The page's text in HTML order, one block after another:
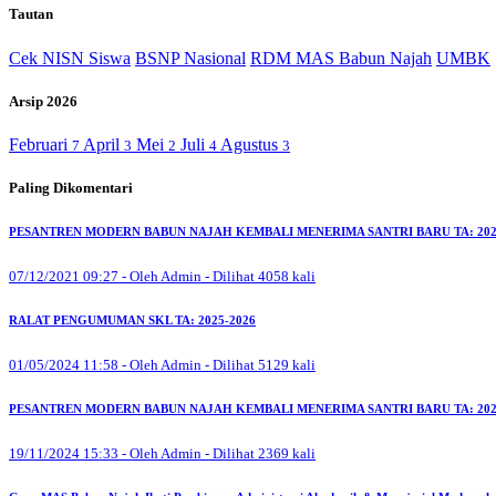
Tautan
Cek NISN Siswa BSNP Nasional RDM MAS Babun Najah UMBK
Arsip 2026
Februari 7 April 3 Mei 2 Juli 4 Agustus 3
Paling Dikomentari
PESANTREN MODERN BABUN NAJAH KEMBALI MENERIMA SANTRI BARU TA:
07/12/2021 09:27 - Oleh Admin - Dilihat 4058 kali
RALAT PENGUMUMAN SKL TA: 2025-2026
01/05/2024 11:58 - Oleh Admin - Dilihat 5129 kali
PESANTREN MODERN BABUN NAJAH KEMBALI MENERIMA SANTRI BARU TA:
19/11/2024 15:33 - Oleh Admin - Dilihat 2369 kali